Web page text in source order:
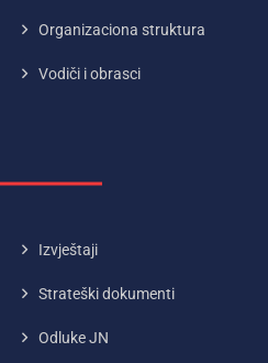
Organizaciona struktura
Vodiči i obrasci
Izvještaji
Strateški dokumenti
Odluke JN